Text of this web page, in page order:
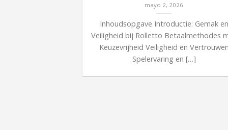
mayo 2, 2026
Inhoudsopgave Introductie: Gemak en
Veiligheid bij Rolletto Betaalmethodes
Keuzevrijheid Veiligheid en
Spelervaring en […]